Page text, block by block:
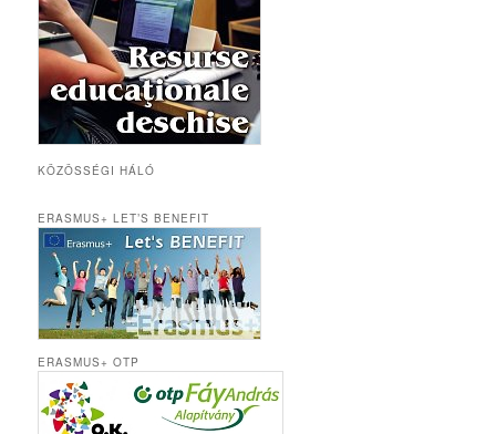
KÖZÖSSÉGI HÁLÓ
ERASMUS+ LET’S BENEFIT
ERASMUS+ OTP